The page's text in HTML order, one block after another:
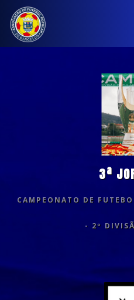
CLUBES
3ª
CAMPEONATO DE
- 2º